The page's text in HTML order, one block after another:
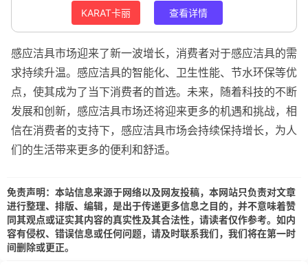
KARAT卡丽 查看详情
感应洁具市场迎来了新一波增长，消费者对于感应洁具的需
求持续升温。感应洁具的智能化、卫生性能、节水环保等优
点，使其成为了当下消费者的首选。未来，随着科技的不断
发展和创新，感应洁具市场还将迎来更多的机遇和挑战，相
信在消费者的支持下，感应洁具市场会持续保持增长，为人
们的生活带来更多的便利和舒适。
免责声明：本站信息来源于网络以及网友投稿，本网站只负责对文章
进行整理、排版、编辑，是出于传递更多信息之目的，并不意味着赞
同其观点或证实其内容的真实性及其合法性，请读者仅作参考。如内
容有侵权、错误信息或任何问题，请及时联系我们，我们将在第一时
间删除或更正。